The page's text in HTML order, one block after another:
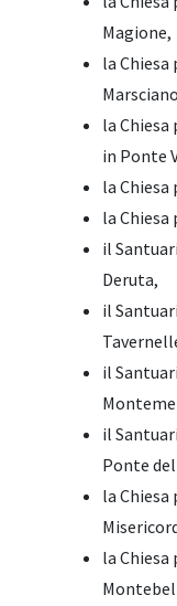
Magione,
la
la Chiesa
in Ponte
la Chiesa
la Chiesa
il
Deruta,
il
il
il
Ponte
la Chiesa
la Chiesa